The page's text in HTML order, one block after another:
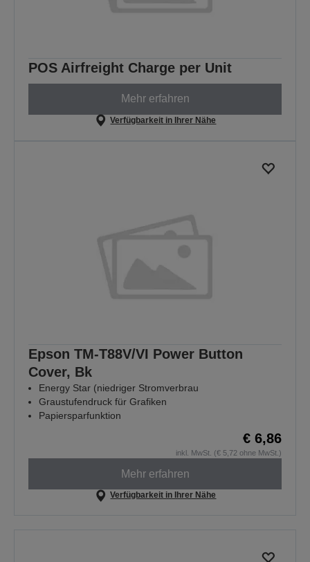
POS Airfreight Charge per Unit
Mehr erfahren
Verfügbarkeit in Ihrer Nähe
Epson TM-T88V/VI Power Button
Cover, Bk
Energy Star (niedriger Stromverbrau
Graustufendruck für Grafiken
Papiersparfunktion
€ 6,86
inkl. MwSt. (€ 5,72 ohne MwSt.)
Mehr erfahren
Verfügbarkeit in Ihrer Nähe